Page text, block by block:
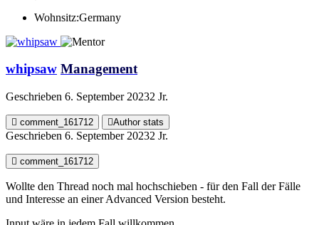
Wohnsitz:Germany
whipsaw Management
Geschrieben 6. September 20232 Jr.
comment_161712 Author stats
Geschrieben 6. September 20232 Jr.
comment_161712
Wollte den Thread noch mal hochschieben - für den Fall der Fälle
und Interesse an einer Advanced Version besteht.